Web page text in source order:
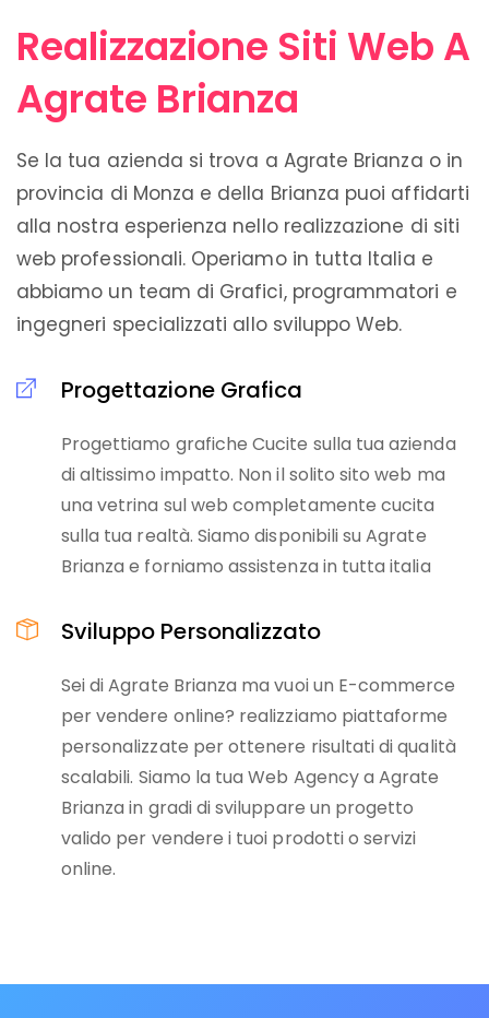
Realizzazione Siti Web A
Agrate Brianza
Se la tua azienda si trova a Agrate Brianza o in
provincia di Monza e della Brianza puoi affidarti
alla nostra esperienza nello realizzazione di siti
web professionali. Operiamo in tutta Italia e
abbiamo un team di Grafici, programmatori e
ingegneri specializzati allo sviluppo Web.
Progettazione Grafica
Progettiamo grafiche Cucite sulla tua azienda
di altissimo impatto. Non il solito sito web ma
una vetrina sul web completamente cucita
sulla tua realtà. Siamo disponibili su Agrate
Brianza e forniamo assistenza in tutta italia
Sviluppo Personalizzato
Sei di Agrate Brianza ma vuoi un E-commerce
per vendere online? realizziamo piattaforme
personalizzate per ottenere risultati di qualità
scalabili. Siamo la tua Web Agency a Agrate
Brianza in gradi di sviluppare un progetto
valido per vendere i tuoi prodotti o servizi
online.